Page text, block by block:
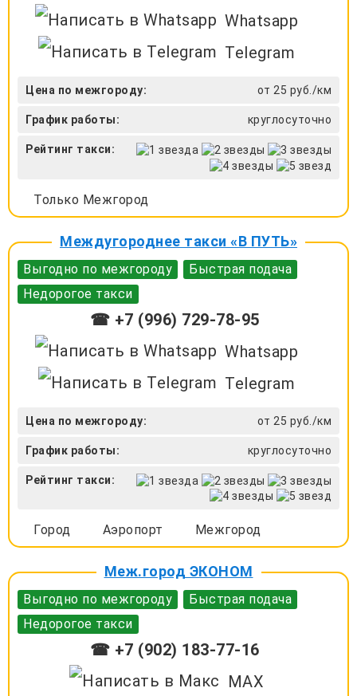
Whatsapp
Telegram
Цена по межгороду: от 25 руб./км
График работы: круглосуточно
Рейтинг такси:
Только Межгород
Междугороднее такси «В ПУТЬ»
Выгодно по межгороду
Быстрая подача
Недорогое такси
☎ +7 (996) 729-78-95
Whatsapp
Telegram
Цена по межгороду: от 25 руб./км
График работы: круглосуточно
Рейтинг такси:
Город Аэропорт Межгород
Меж.город ЭКОНОМ
Выгодно по межгороду
Быстрая подача
Недорогое такси
☎ +7 (902) 183-77-16
MAX